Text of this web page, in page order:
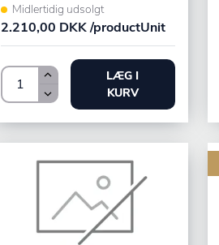
Midlertidig udsolgt
2.210,00 DKK /productUnit
LÆG I
KURV